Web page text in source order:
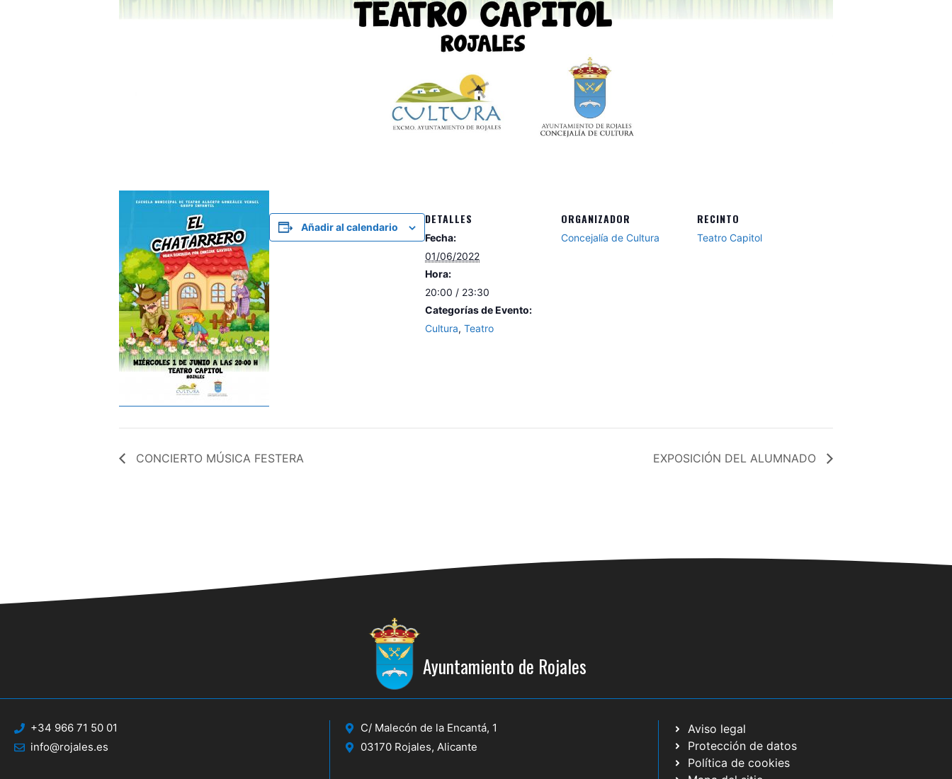
Añadir al calendario
DETALLES
Fecha:
01/06/2022
Hora:
20:00 / 23:30
Categorías de Evento:
Cultura, Teatro
ORGANIZADOR
Concejalía de Cultura
RECINTO
Teatro Capitol
CONCIERTO MÚSICA FESTERA EXPOSICIÓN DEL ALUMNADO
Ayuntamiento de Rojales
+34 966 71 50 01
info@rojales.es
C/ Malecón de la Encantá, 1
03170 Rojales, Alicante
Aviso legal
Protección de datos
Política de cookies